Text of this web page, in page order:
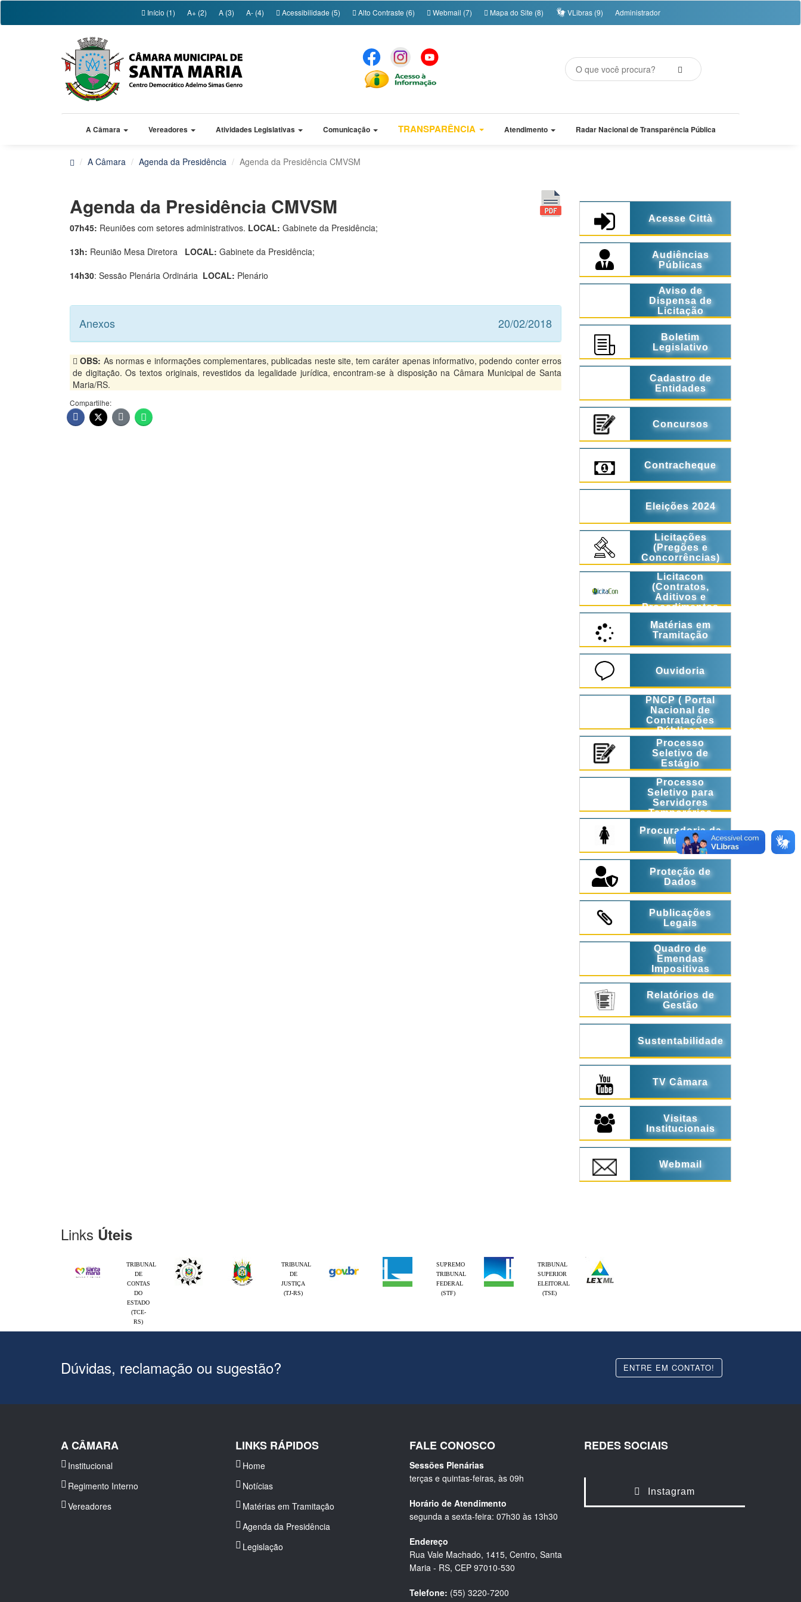
Início (1) A+ (2) A (3) A- (4) Acessibilidade (5) Alto Contraste (6) Webmail (7) Mapa do Site (8) VLibras (9) Administrador
A Câmara Vereadores Atividades Legislativas Comunicação TRANSPARÊNCIA Atendimento Radar Nacional de Transparência Pública
A Câmara Agenda da Presidência Agenda da Presidência CMVSM
Agenda da Presidência CMVSM
07h45: Reuniões com setores administrativos. LOCAL: Gabinete da Presidência;
13h: Reunião Mesa Diretora LOCAL: Gabinete da Presidência;
14h30: Sessão Plenária Ordinária LOCAL: Plenário
Anexos 20/02/2018
OBS: As normas e informações complementares, publicadas neste site, tem caráter apenas informativo, podendo conter erros
de digitação. Os textos originais, revestidos da legalidade jurídica, encontram-se à disposição na Câmara Municipal de Santa
Maria/RS.
Compartilhe:
Acesse Città
Audiências
Públicas
Aviso de
Dispensa de
Licitação
Boletim
Legislativo
Cadastro de
Entidades
Concursos
Contracheque
Eleições 2024
Licitações
(Pregões e
Concorrências)
Licitacon
(Contratos,
Aditivos e
Procedimentos
Matérias em
Tramitação
Ouvidoria
PNCP ( Portal
Nacional de
Contratações
Públicas)
Processo
Seletivo de
Estágio
Processo
Seletivo para
Servidores
Temporários
Procuradoria da
Mulher
Proteção de
Dados
Publicações
Legais
Quadro de
Emendas
Impositivas
Relatórios de
Gestão
Sustentabilidade
TV Câmara
Visitas
Institucionais
Webmail
Links Úteis
TRIBUNAL
DE
CONTAS
DO
ESTADO
(TCE-
RS)
TRIBUNAL
DE
JUSTIÇA
(TJ-RS)
SUPREMO
TRIBUNAL
FEDERAL
(STF)
TRIBUNAL
SUPERIOR
ELEITORAL
(TSE)
Dúvidas, reclamação ou sugestão? ENTRE EM CONTATO!
A CÂMARA
Institucional
Regimento Interno
Vereadores
LINKS RÁPIDOS
Home
Notícias
Matérias em Tramitação
Agenda da Presidência
Legislação
FALE CONOSCO
Sessões Plenárias
terças e quintas-feiras, às 09h
Horário de Atendimento
segunda a sexta-feira: 07h30 às 13h30
Endereço
Rua Vale Machado, 1415, Centro, Santa
Maria - RS, CEP 97010-530
Telefone: (55) 3220-7200
REDES SOCIAIS
Instagram